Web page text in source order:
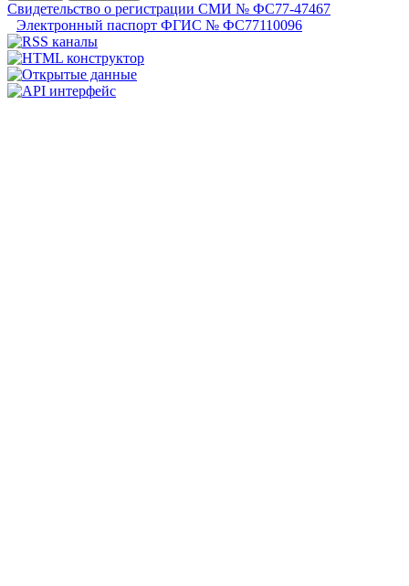
Свидетельство о регистрации СМИ № ФС77-47467
Электронный паспорт ФГИС № ФС77110096